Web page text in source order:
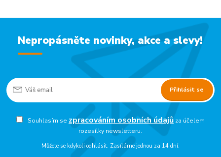
Nepropásněte novinky, akce a slevy!
Přihlásit se
Souhlasím se zpracováním osobních údajůza účelem
rozesílky newsletteru.
Můžete se kdykoli odhlásit. Zasíláme jednou za 14 dní.